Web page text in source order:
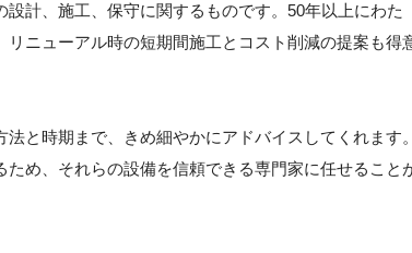
計、施工、保守に関するものです。50年以上にわた
ニューアル時の短期間施工とコスト削減の提案も得
と時期まで、きめ細やかにアドバイスしてくれます。
め、それらの設備を信頼できる専門家に任せること